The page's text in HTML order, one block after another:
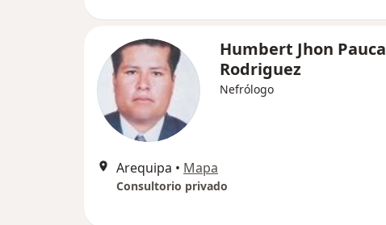
Humbert Jhon Pauca
Rodriguez
Nefrólogo
Arequipa • Mapa
Consultorio privado